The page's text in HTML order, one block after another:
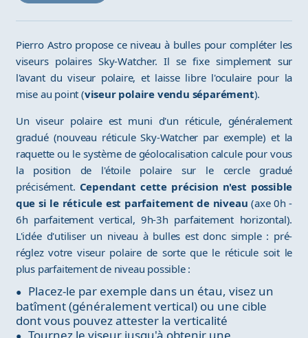
Pierro Astro propose ce niveau à bulles pour compléter les
viseurs polaires Sky-Watcher. Il se fixe simplement sur
l'avant du viseur polaire, et laisse libre l'oculaire pour la
mise au point (viseur polaire vendu séparément).
Un viseur polaire est muni d'un réticule, généralement
gradué (nouveau réticule Sky-Watcher par exemple) et la
raquette ou le système de géolocalisation calcule pour vous
la position de l'étoile polaire sur le cercle gradué
précisément. Cependant cette précision n'est possible
que si le réticule est parfaitement de niveau (axe 0h -
6h parfaitement vertical, 9h-3h parfaitement horizontal).
L'idée d'utiliser un niveau à bulles est donc simple : pré-
réglez votre viseur polaire de sorte que le réticule soit le
plus parfaitement de niveau possible :
Placez-le par exemple dans un étau, visez un
batîment (généralement vertical) ou une cible
dont vous pouvez attester la verticalité